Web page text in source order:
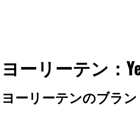
ヨーリーテン：
ヨーリーテンのブラ